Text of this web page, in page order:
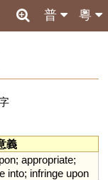
粵
普
義
; appropriate;
into; infringe upon